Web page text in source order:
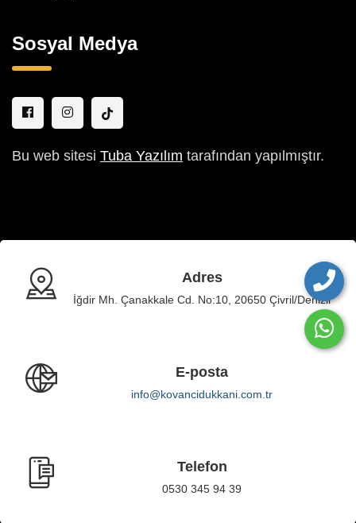
Sosyal Medya
Bu web sitesi Tuba Yazılım tarafından yapılmıştır.
Adres
İğdir Mh. Çanakkale Cd. No:10, 20650 Çivril/Denizli
E-posta
info@kovancidukkani.com.tr
Telefon
0530 345 94 39